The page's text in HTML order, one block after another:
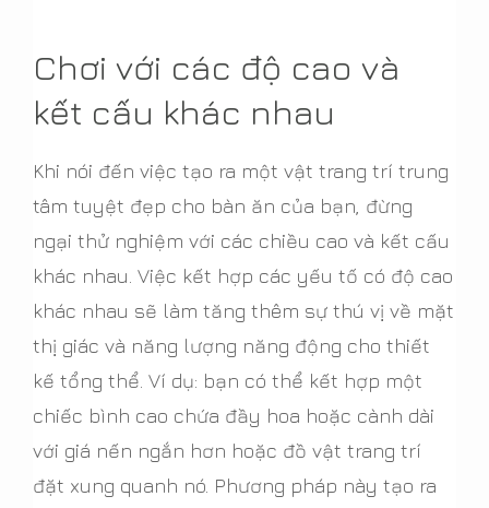
Chơi với các độ cao và
kết cấu khác nhau
Khi nói đến việc tạo ra một vật trang trí trung
tâm tuyệt đẹp cho bàn ăn của bạn, đừng
ngại thử nghiệm với các chiều cao và kết cấu
khác nhau. Việc kết hợp các yếu tố có độ cao
khác nhau sẽ làm tăng thêm sự thú vị về mặt
thị giác và năng lượng năng động cho thiết
kế tổng thể. Ví dụ: bạn có thể kết hợp một
chiếc bình cao chứa đầy hoa hoặc cành dài
với giá nến ngắn hơn hoặc đồ vật trang trí
đặt xung quanh nó. Phương pháp này tạo ra